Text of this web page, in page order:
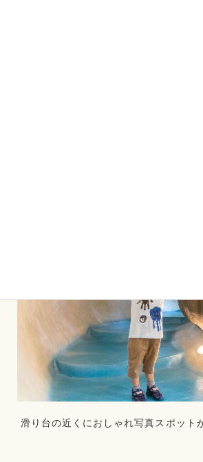
滑り台の近くにおしゃれ写真スポット